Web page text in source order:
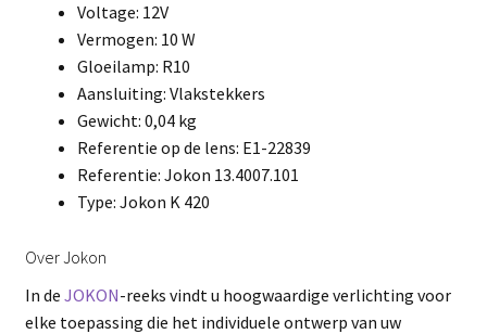
Voltage: 12V
Vermogen: 10 W
Gloeilamp: R10
Aansluiting: Vlakstekkers
Gewicht: 0,04 kg
Referentie op de lens: E1-22839
Referentie: Jokon 13.4007.101
Type: Jokon K 420
Over Jokon
In de JOKON-reeks vindt u hoogwaardige verlichting voor
elke toepassing die het individuele ontwerp van uw